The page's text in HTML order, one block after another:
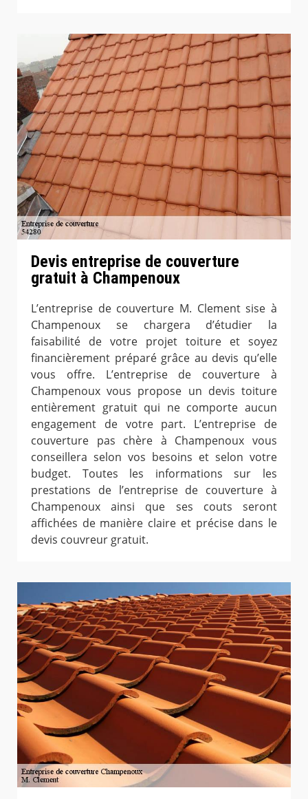
Devis entreprise de couverture
gratuit à Champenoux
L’entreprise de couverture M. Clement sise à
Champenoux se chargera d’étudier la
faisabilité de votre projet toiture et soyez
financièrement préparé grâce au devis qu’elle
vous offre. L’entreprise de couverture à
Champenoux vous propose un devis toiture
entièrement gratuit qui ne comporte aucun
engagement de votre part. L’entreprise de
couverture pas chère à Champenoux vous
conseillera selon vos besoins et selon votre
budget. Toutes les informations sur les
prestations de l’entreprise de couverture à
Champenoux ainsi que ses couts seront
affichées de manière claire et précise dans le
devis couvreur gratuit.